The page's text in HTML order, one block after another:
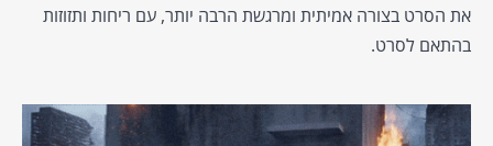
את הסרט בצורה אמיתית ומרגשת הרבה יותר, עם ריחות ותזוזות
בהתאם לסרט.